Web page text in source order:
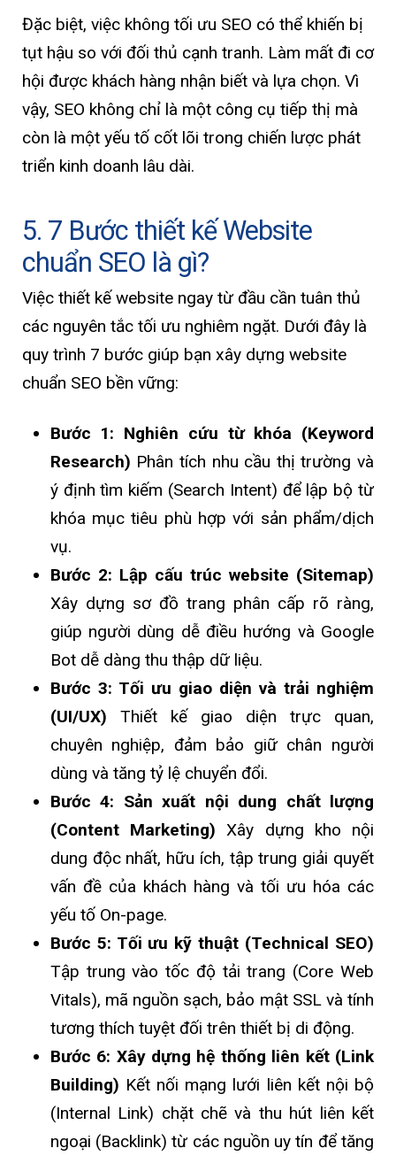
Đặc biệt, việc không tối ưu SEO có thể khiến bị
tụt hậu so với đối thủ cạnh tranh. Làm mất đi cơ
hội được khách hàng nhận biết và lựa chọn. Vì
vậy, SEO không chỉ là một công cụ tiếp thị mà
còn là một yếu tố cốt lõi trong chiến lược phát
triển kinh doanh lâu dài.
5. 7 Bước thiết kế Website
chuẩn SEO là gì?
Việc thiết kế website ngay từ đầu cần tuân thủ
các nguyên tắc tối ưu nghiêm ngặt. Dưới đây là
quy trình 7 bước giúp bạn xây dựng website
chuẩn SEO bền vững:
Bước 1: Nghiên cứu từ khóa (Keyword
Research) Phân tích nhu cầu thị trường và
ý định tìm kiếm (Search Intent) để lập bộ từ
khóa mục tiêu phù hợp với sản phẩm/dịch
vụ.
Bước 2: Lập cấu trúc website (Sitemap)
Xây dựng sơ đồ trang phân cấp rõ ràng,
giúp người dùng dễ điều hướng và Google
Bot dễ dàng thu thập dữ liệu.
Bước 3: Tối ưu giao diện và trải nghiệm
(UI/UX) Thiết kế giao diện trực quan,
chuyên nghiệp, đảm bảo giữ chân người
dùng và tăng tỷ lệ chuyển đổi.
Bước 4: Sản xuất nội dung chất lượng
(Content Marketing) Xây dựng kho nội
dung độc nhất, hữu ích, tập trung giải quyết
vấn đề của khách hàng và tối ưu hóa các
yếu tố On-page.
Bước 5: Tối ưu kỹ thuật (Technical SEO)
Tập trung vào tốc độ tải trang (Core Web
Vitals), mã nguồn sạch, bảo mật SSL và tính
tương thích tuyệt đối trên thiết bị di động.
Bước 6: Xây dựng hệ thống liên kết (Link
Building) Kết nối mạng lưới liên kết nội bộ
(Internal Link) chặt chẽ và thu hút liên kết
ngoại (Backlink) từ các nguồn uy tín để tăng